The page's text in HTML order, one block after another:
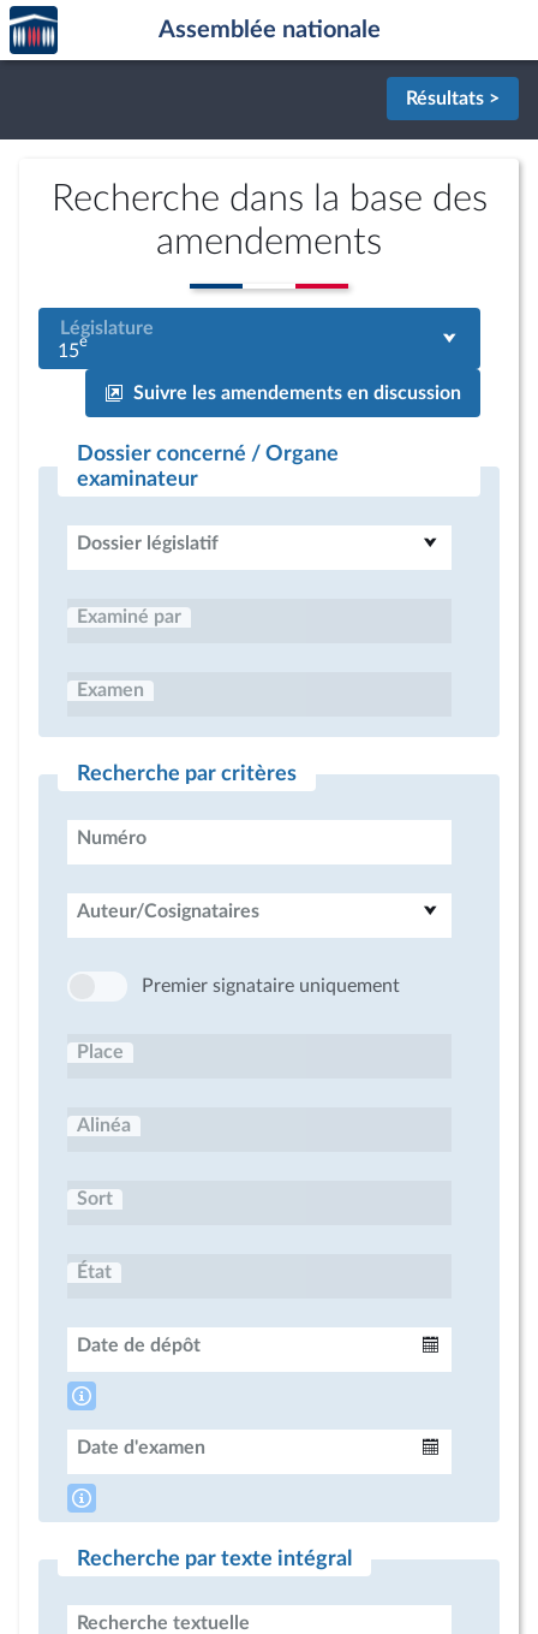
Aller au contenu
Aller en bas de la page
Accèder
à la
page
Assemblée nationale
Résultats >
Recherche dans la base des
amendements
Législature
15e
Suivre les amendements en discussion
Dossier concerné / Organe
examinateur
Dossier législatif
Examiné par
Examen
Recherche par critères
Numéro
Auteur/Cosignataires
Premier signataire uniquement
Place
Alinéa
Sort
État
Date de dépôt
Date d'examen
Recherche par texte intégral
Recherche textuelle